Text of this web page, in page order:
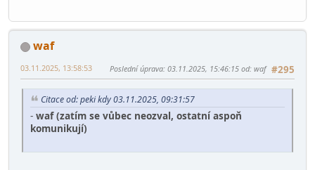
waf
#295
03.11.2025, 13:58:53 Poslední úprava: 03.11.2025, 15:46:15 od: waf
Citace od: peki kdy 03.11.2025, 09:31:57
- waf (zatím se vůbec neozval, ostatní aspoň
komunikují)